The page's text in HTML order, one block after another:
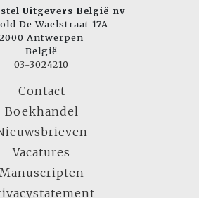
Uitgevers België nv
De Waelstraat 17A
2000 Antwerpen
België
03-3024210
Contact
Boekhandel
Vacatures
Manuscripten